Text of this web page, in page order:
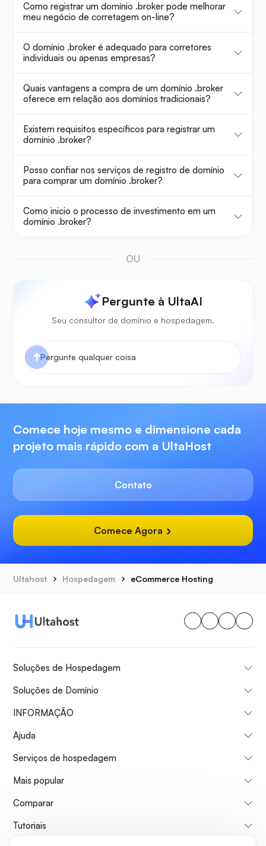
Como registrar um domínio .broker pode melhorar
meu negócio de corretagem on-line?
O domínio .broker é adequado para corretores
individuais ou apenas empresas?
Quais vantagens a compra de um domínio .broker
oferece em relação aos domínios tradicionais?
Existem requisitos específicos para registrar um
domínio .broker?
Posso confiar nos serviços de registro de domínio
para comprar um domínio .broker?
Como inicio o processo de investimento em um
domínio .broker?
OU
Pergunte à UltaAI
Seu consultor de domínio e hospedagem.
Comece hoje mesmo e dimensione cada
projeto mais rápido com a UltaHost
Contato
Comece Agora
Ultahost Hospedagem eCommerce Hosting
Soluções de Hospedagem
Soluções de Domínio
INFORMAÇÃO
Ajuda
Serviços de hospedagem
Mais popular
Comparar
Tutoriais